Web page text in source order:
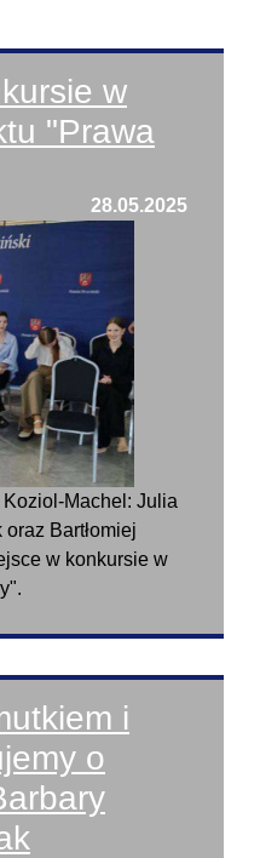
w
"Prawa
28.05.2025
Machel: Julia
Bartłomiej
w konkursie w
i
o